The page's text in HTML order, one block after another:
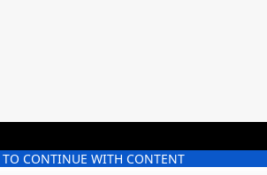
TO CONTINUE WITH CONTENT